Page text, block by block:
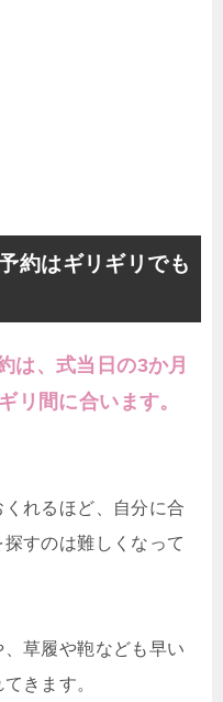
約はギリギリでも
は、式当日の3か月
リ間に合います。
れるほど、自分に合
すのは難しくなって
草履や鞄なども早い
きます。